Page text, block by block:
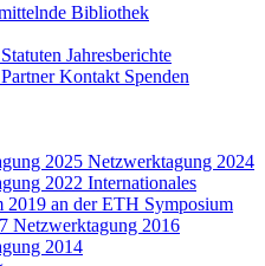
Bibliothek
Statuten Jahresberichte
PartnerKontakt Spenden
2025 Netzwerktagung 2024
2022 Internationales
an der ETH Symposium
Netzwerktagung 2016
2014